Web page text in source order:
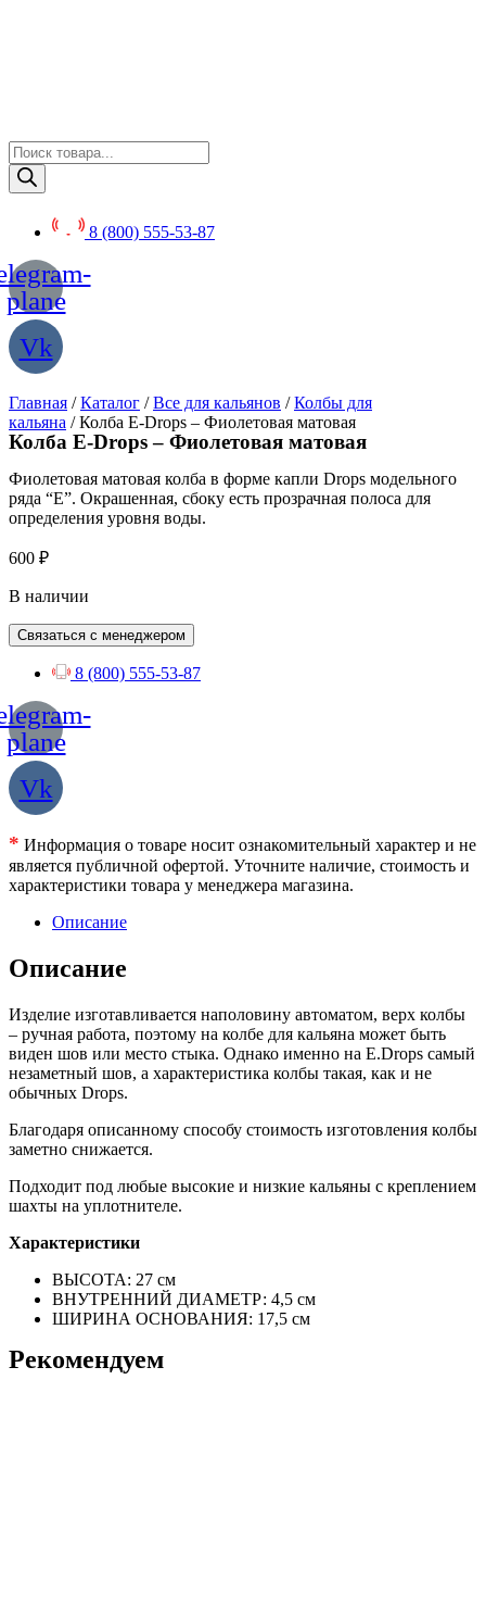
Поиск
товаров
8 (800) 555-53-87
plane
Vk
Главная /Каталог /Все для кальянов /Колбы для
кальяна / Колба E-Drops – Фиолетовая матовая
Колба E-Drops – Фиолетовая матовая
Фиолетовая матовая колба в форме капли Drops модельного
ряда “E”. Окрашенная, сбоку есть прозрачная полоса для
определения уровня воды.
600 ₽
В наличии
Связаться с менеджером
8 (800) 555-53-87
plane
Vk
* Информация о товаре носит ознакомительный характер и не
является публичной офертой. Уточните наличие, стоимость и
характеристики товара у менеджера магазина.
Описание
Описание
Изделие изготавливается наполовину автоматом, верх колбы
– ручная работа, поэтому на колбе для кальяна может быть
виден шов или место стыка. Однако именно на E.Drops самый
незаметный шов, а характеристика колбы такая, как и не
обычных Drops.
Благодаря описанному способу стоимость изготовления колбы
заметно снижается.
Подходит под любые высокие и низкие кальяны с креплением
шахты на уплотнителе.
Характеристики
ВЫСОТА: 27 см
ВНУТРЕННИЙ ДИАМЕТР: 4,5 см
ШИРИНА ОСНОВАНИЯ: 17,5 см
Рекомендуем